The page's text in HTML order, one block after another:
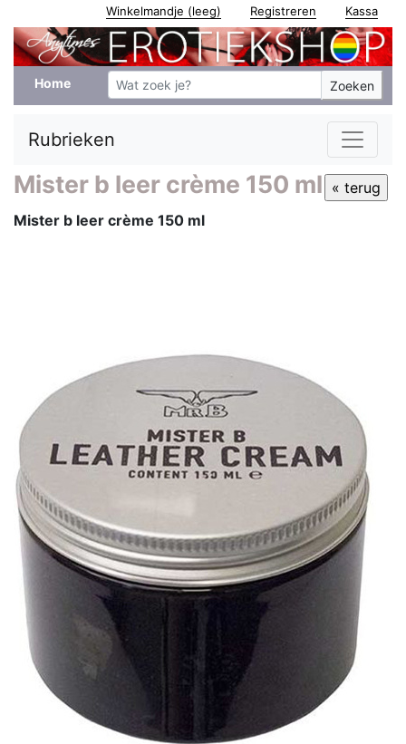
Winkelmandje (leeg) Registreren Kassa
Home Zoeken
Rubrieken
Mister b leer crème 150 ml
Mister b leer crème 150 ml